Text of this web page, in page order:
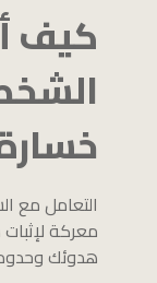
كيف
التعامل مع
معركة
هدوئك